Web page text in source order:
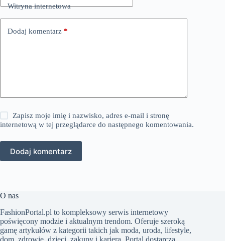
Witryna internetowa
Dodaj komentarz *
Zapisz moje imię i nazwisko, adres e-mail i stronę
internetową w tej przeglądarce do następnego komentowania.
Dodaj komentarz
O nas
FashionPortal.pl to kompleksowy serwis internetowy
poświęcony modzie i aktualnym trendom. Oferuje szeroką
gamę artykułów z kategorii takich jak moda, uroda, lifestyle,
dom, zdrowie, dzieci, zakupy i kariera. Portal dostarcza